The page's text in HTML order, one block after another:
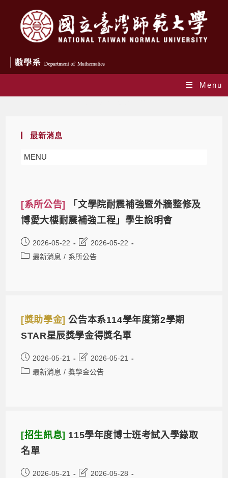
Menu
最新消息
MENU
[系所公告]
「文學院耐震補強暨外牆整修及
博愛大樓耐震補強工程」學生說明會
2026-05-22
2026-05-22
最新消息 / 系所公告
[獎助學金]公告本系114學年度第2學期
STAR星辰獎學金得獎名單
2026-05-21
2026-05-21
最新消息 / 獎學金公告
[招生訊息] 115學年度博士班考試入學錄取
名單
2026-05-21
2026-05-28